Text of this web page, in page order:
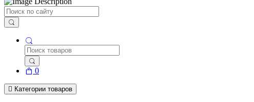
Поиск
0
Категории товаров